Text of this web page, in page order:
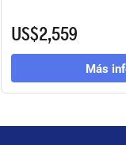
US$2,559
Más